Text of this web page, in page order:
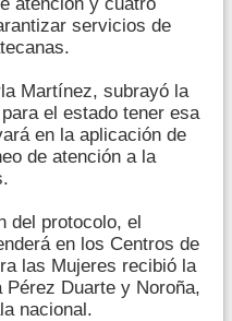
servicios de
Martínez, subrayó la
el estado tener esa
en la aplicación de
de atención a la
del protocolo, el
en los Centros de
las Mujeres recibió la
Duarte y Noroña,
nacional.